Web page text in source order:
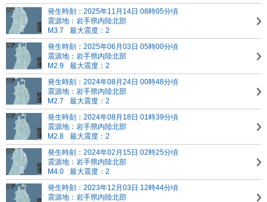
発生時刻：2025年11月14日 08時05分頃
震源地：岩手県内陸北部
M3.7
最大震度：2
発生時刻：2025年06月03日 05時00分頃
震源地：岩手県内陸北部
M2.9
最大震度：2
発生時刻：2024年08月24日 00時48分頃
震源地：岩手県内陸北部
M2.7
最大震度：2
発生時刻：2024年08月18日 01時39分頃
震源地：岩手県内陸北部
M2.8
最大震度：2
発生時刻：2024年02月15日 02時25分頃
震源地：岩手県内陸北部
M4.0
最大震度：2
発生時刻：2023年12月03日 12時44分頃
震源地：岩手県内陸北部